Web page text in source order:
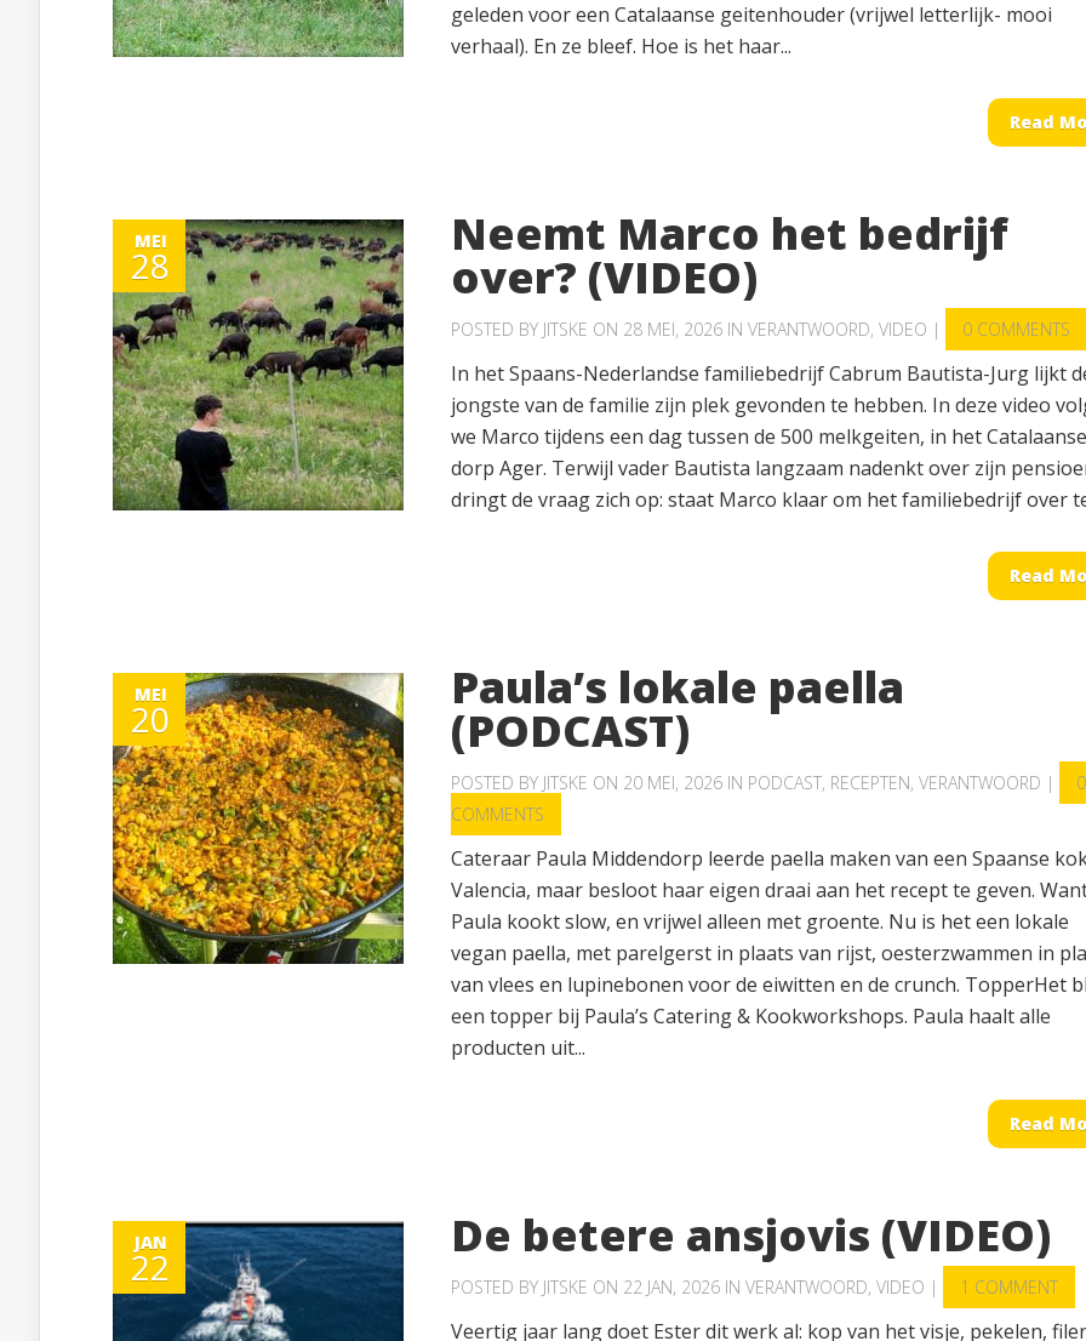
geleden voor een Catalaanse geitenhouder (vrijwel letterlijk- mooi
verhaal). En ze bleef. Hoe is het haar...
Read
MEI
28
Neemt Marco het bedrijf
over? (VIDEO)
POSTED BY JITSKE ON 28 MEI, 2026 IN VERANTWOORD, VIDEO | 0 COMMENTS
In het Spaans-Nederlandse familiebedrijf Cabrum Bautista-Jurg lijkt
jongste van de familie zijn plek gevonden te hebben. In deze video
we Marco tijdens een dag tussen de 500 melkgeiten, in het Catalaanse
dorp Ager. Terwijl vader Bautista langzaam nadenkt over zijn
dringt de vraag zich op: staat Marco klaar om het familiebedrijf over
Read
MEI
20
Paula’s lokale paella
(PODCAST)
POSTED BY JITSKE ON 20 MEI, 2026 IN PODCAST, RECEPTEN, VERANTWOORD |
0
COMMENTS
Cateraar Paula Middendorp leerde paella maken van een Spaanse
Valencia, maar besloot haar eigen draai aan het recept te geven.
Paula kookt slow, en vrijwel alleen met groente. Nu is het een lokale
vegan paella, met parelgerst in plaats van rijst, oesterzwammen in
van vlees en lupinebonen voor de eiwitten en de crunch. TopperHet
een topper bij Paula’s Catering & Kookworkshops. Paula haalt alle
producten uit...
Read
JAN
22
De betere ansjovis (VIDEO)
POSTED BY JITSKE ON 22 JAN, 2026 IN VERANTWOORD, VIDEO | 1 COMMENT
Veertig jaar lang doet Ester dit werk al: kop van het visje, pekelen,